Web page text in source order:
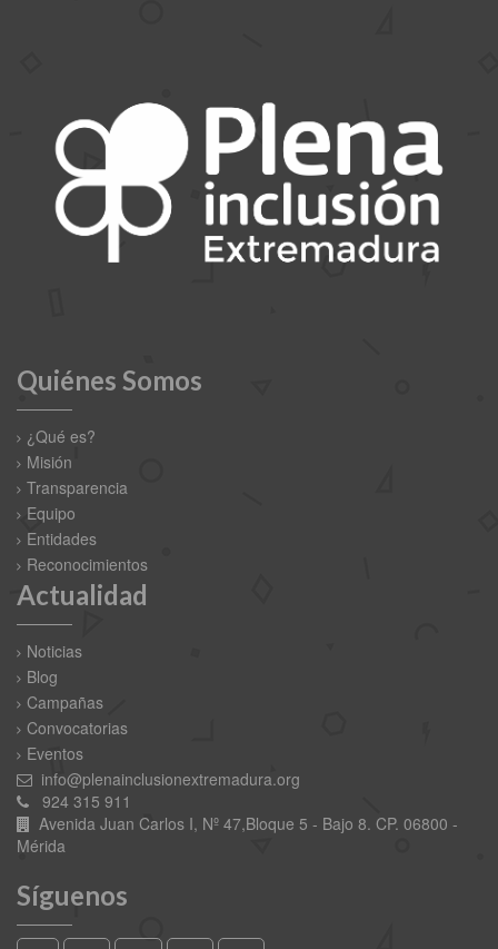
Quiénes Somos
¿Qué es?
Misión
Transparencia
Equipo
Entidades
Reconocimientos
Actualidad
Noticias
Blog
Campañas
Convocatorias
Eventos
info@plenainclusionextremadura.org
924 315 911
Avenida Juan Carlos I, Nº 47,Bloque 5 - Bajo 8. CP. 06800 -
Mérida
Síguenos